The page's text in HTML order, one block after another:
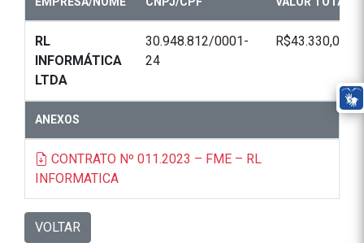
RL
INFORMÁTICA
LTDA
30.948.812/0001-
24
R$43.330,00
ANEXOS
CONTRATO Nº 011.2023 – FME – RL
INFORMATICA
VOLTAR